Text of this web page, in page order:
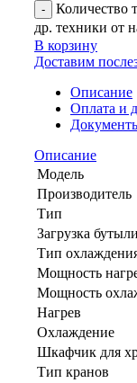
Количество
др. техники от
В корзину
Доставим
Описание
Оплата и
Описание
Модель
Производитель
Тип
Загрузка бутыли
Тип
Мощность
Мощность
Нагрев
Охлаждение
Шкафчик для
Тип кранов